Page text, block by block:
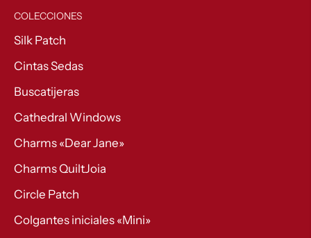
COLECCIONES
Silk Patch
Cintas Sedas
Buscatijeras
Cathedral Windows
Charms «Dear Jane»
Charms QuiltJoia
Circle Patch
Colgantes iniciales «Mini»